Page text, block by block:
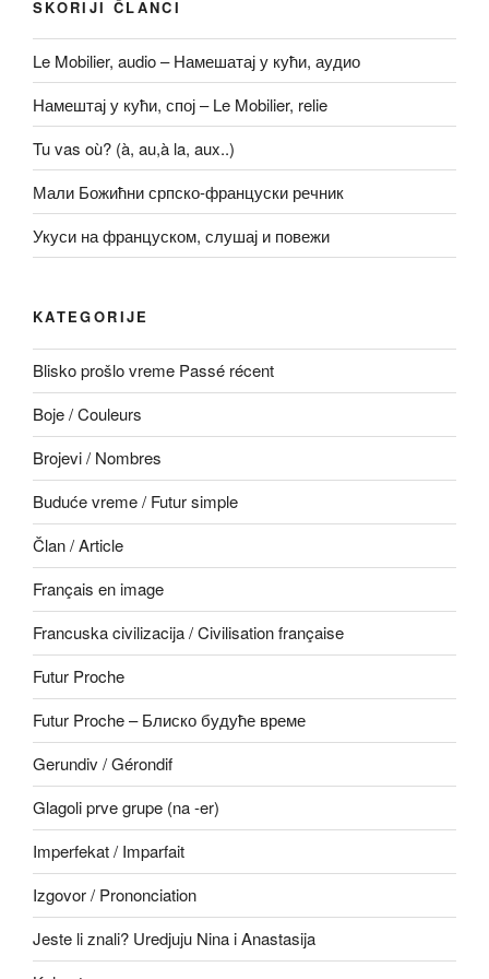
SKORIJI ČLANCI
Le Mobilier, audio – Намешатај у кући, аудио
Намештај у кући, спој – Le Mobilier, relie
Tu vas où? (à, au,à la, aux..)
Мали Божићни српско-француски речник
Укуси на француском, слушај и повежи
KATEGORIJE
Blisko prošlo vreme Passé récent
Boje / Couleurs
Brojevi / Nombres
Buduće vreme / Futur simple
Član / Article
Français en image
Francuska civilizacija / Civilisation française
Futur Proche
Futur Proche – Блиско будуће време
Gerundiv / Gérondif
Glagoli prve grupe (na -er)
Imperfekat / Imparfait
Izgovor / Prononciation
Jeste li znali? Uredjuju Nina i Anastasija